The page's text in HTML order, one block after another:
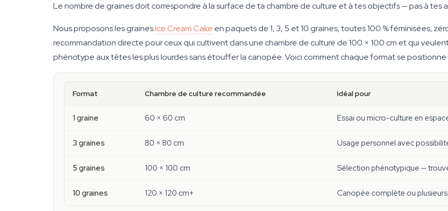
Le nombre de graines doit correspondre à la surface de ta chambre de culture et à tes objectifs — pas à tes
Nous proposons les grainesIce Cream Cake en paquets de 1, 3, 5 et 10 graines, toutes 100 % féminisées,
recommandation directe pour ceux qui cultivent dans une chambre de culture de 100 × 100 cm et qui
phénotype aux têtes les plus lourdes sans étouffer la canopée. Voici comment chaque format se positionne
Format Chambre de culture recommandée Idéal pour
1 graine 60 × 60 cm Essai ou micro-culture en
3 graines 80 × 80 cm Usage personnel avec
5 graines 100 × 100 cm Sélection phénotypique —
10 graines 120 × 120 cm+ Canopée complète ou